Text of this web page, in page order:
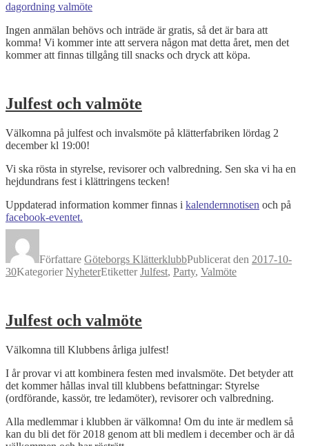
dagordning valmöte
Ingen anmälan behövs och inträde är gratis, så det är bara att
komma! Vi kommer inte att servera någon mat detta året, men det
kommer att finnas tillgång till snacks och dryck att köpa.
Julfest och valmöte
Välkomna på julfest och invalsmöte på klätterfabriken lördag 2
december kl 19:00!
Vi ska rösta in styrelse, revisorer och valbredning. Sen ska vi ha en
hejdundrans fest i klättringens tecken!
Uppdaterad information kommer finnas i kalendernnotisen och på
facebook-eventet.
Författare Göteborgs KlätterklubbPublicerat den 2017-10-
30KategorierNyheterEtiketterJulfest, Party, Valmöte
Julfest och valmöte
Välkomna till Klubbens årliga julfest!
I år provar vi att kombinera festen med invalsmöte. Det betyder att
det kommer hållas inval till klubbens befattningar: Styrelse
(ordförande, kassör, tre ledamöter), revisorer och valbredning.
Alla medlemmar i klubben är välkomna! Om du inte är medlem så
kan du bli det för 2018 genom att bli medlem i december och är då